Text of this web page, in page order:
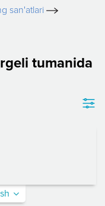
san'atlari
tumanida